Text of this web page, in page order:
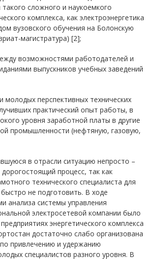
такого сложного и наукоемкого
комплекса, как электроэнергетика
вузовского обучения на Болонскую
магистратура) [2];
возможностями работодателей и
выпускников учебных заведений
молодых перспективных технических
практический опыт работы, в
уровня заработной платы в другие
промышленности (нефтяную, газовую,
в отрасли ситуацию непросто –
процесс, так как
технического специалиста для
не подготовить. В ходе
анализа системы управления
электросетевой компании было
энергетического комплекса
достаточно слабо организована
привлечению и удержанию
специалистов разного уровня. В